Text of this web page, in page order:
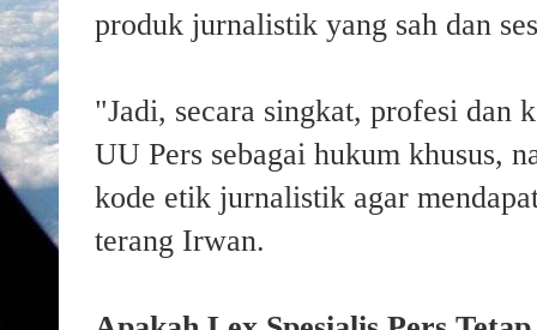
produk jurnalistik yang sah dan
"Jadi, secara singkat, profesi dan
UU Pers sebagai hukum khusus,
kode etik jurnalistik agar
terang Irwan.